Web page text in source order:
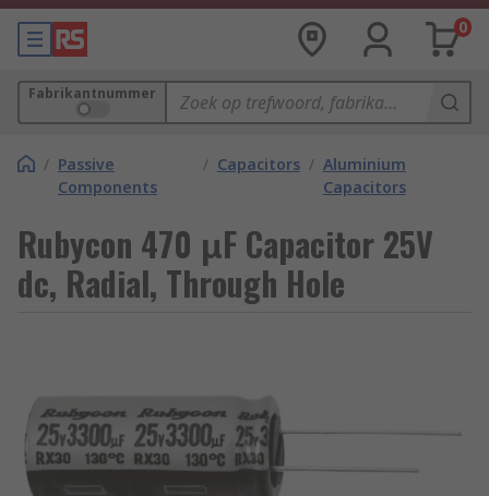
0
Fabrikantnummer
/ Passive
Components
/ Capacitors / Aluminium
Capacitors
Rubycon 470 μF Capacitor 25V
dc, Radial, Through Hole